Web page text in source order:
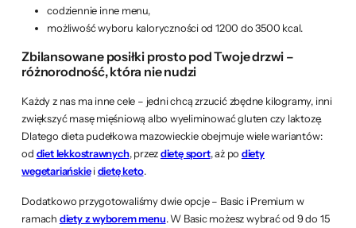
codziennie inne menu,
możliwość wyboru kaloryczności od 1200 do 3500 kcal.
Zbilansowane posiłki prosto pod Twoje drzwi –
różnorodność, która nie nudzi
Każdy z nas ma inne cele – jedni chcą zrzucić zbędne kilogramy, inni
zwiększyć masę mięśniową albo wyeliminować gluten czy laktozę.
Dlatego dieta pudełkowa mazowieckie obejmuje wiele wariantów:
od diet lekkostrawnych, przezdietę sport, aż po diety
wegetariańskieidietę keto.
Dodatkowo przygotowaliśmy dwie opcje – Basic i Premium w
ramach diety z wyborem menu. W Basic możesz wybrać od 9 do 15